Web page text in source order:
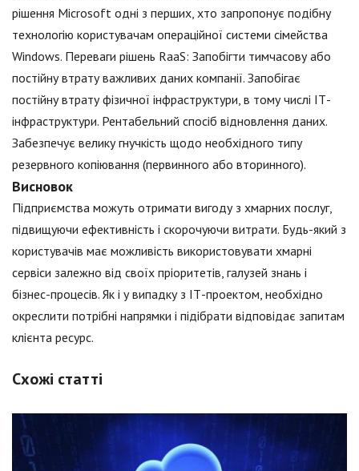
рішення Microsoft одні з перших, хто запропонує подібну
технологію користувачам операційної системи сімейства
Windows. Переваги рішень RaaS: Запобігти тимчасову або
постійну втрату важливих даних компанії. Запобігає
постійну втрату фізичної інфраструктури, в тому числі ІТ-
інфраструктури. Рентабельний спосіб відновлення даних.
Забезпечує велику гнучкість щодо необхідного типу
резервного копіювання (первинного або вторинного).
Висновок
Підприємства можуть отримати вигоду з хмарних послуг,
підвищуючи ефективність і скорочуючи витрати. Будь-який з
користувачів має можливість використовувати хмарні
сервіси залежно від своїх пріоритетів, галузей знань і
бізнес-процесів. Як і у випадку з ІТ-проектом, необхідно
окреслити потрібні напрямки і підібрати відповідає запитам
клієнта ресурс.
Схожі статті